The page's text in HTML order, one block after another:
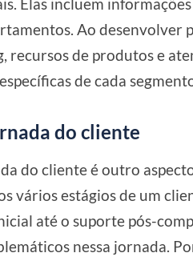
Elas incluem
Ao desenvolver
recursos de produtos e
de cada
do cliente
do cliente é outro
vários estágios de um
até o suporte pós-
nessa jornada.